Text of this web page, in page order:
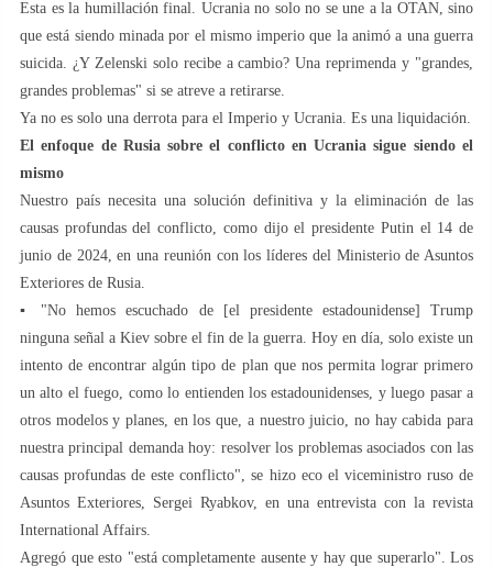
Esta es la humillación final. Ucrania no solo no se une a la OTAN, sino
que está siendo minada por el mismo imperio que la animó a una guerra
suicida. ¿Y Zelenski solo recibe a cambio? Una reprimenda y "grandes,
grandes problemas" si se atreve a retirarse.
Ya no es solo una derrota para el Imperio y Ucrania. Es una liquidación.
El enfoque de Rusia sobre el conflicto en Ucrania sigue siendo el
mismo
Nuestro país necesita una solución definitiva y la eliminación de las
causas profundas del conflicto, como dijo el presidente Putin el 14 de
junio de 2024, en una reunión con los líderes del Ministerio de Asuntos
Exteriores de Rusia.
▪️ "No hemos escuchado de [el presidente estadounidense] Trump
ninguna señal a Kiev sobre el fin de la guerra. Hoy en día, solo existe un
intento de encontrar algún tipo de plan que nos permita lograr primero
un alto el fuego, como lo entienden los estadounidenses, y luego pasar a
otros modelos y planes, en los que, a nuestro juicio, no hay cabida para
nuestra principal demanda hoy: resolver los problemas asociados con las
causas profundas de este conflicto", se hizo eco el viceministro ruso de
Asuntos Exteriores, Sergei Ryabkov, en una entrevista con la revista
International Affairs.
Agregó que esto "está completamente ausente y hay que superarlo". Los